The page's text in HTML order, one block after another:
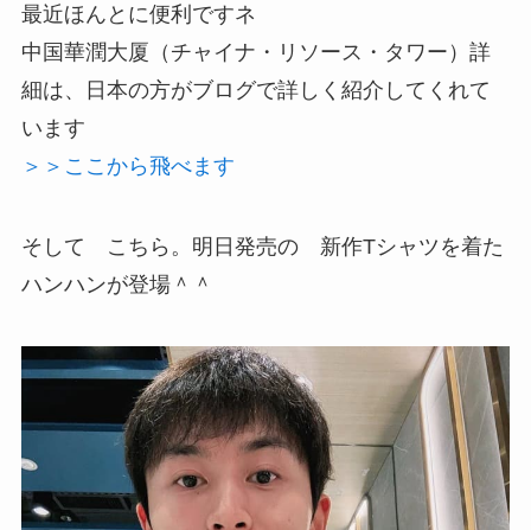
最近ほんとに便利ですネ
中国華潤大厦（チャイナ・リソース・タワー）詳
細は、日本の方がブログで詳しく紹介してくれて
います
＞＞ここから飛べます
そして こちら。明日発売の 新作Tシャツを着た
ハンハンが登場＾＾